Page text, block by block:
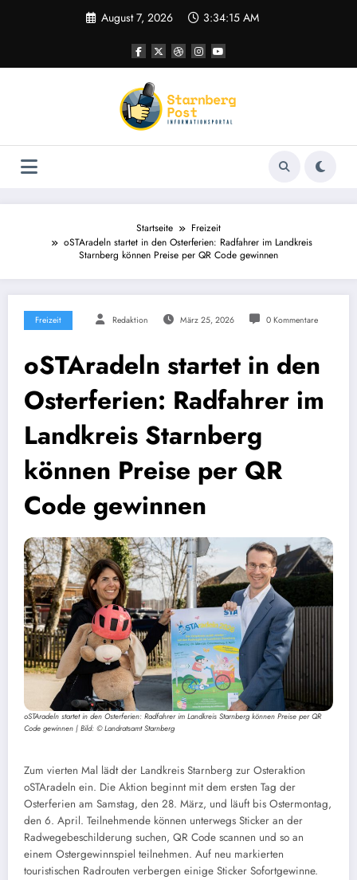
August 7, 2026 3:34:16 AM
Startseite
Freizeit
oSTAradeln startet in den Osterferien: Radfahrer im Landkreis
Starnberg können Preise per QR Code gewinnen
Freizeit Redaktion März 25, 2026 0 Kommentare
oSTAradeln startet in den
Osterferien: Radfahrer im
Landkreis Starnberg
können Preise per QR
Code gewinnen
oSTAradeln startet in den Osterferien: Radfahrer im Landkreis Starnberg können Preise per QR
Code gewinnen | Bild: © Landratsamt Starnberg
Zum vierten Mal lädt der Landkreis Starnberg zur Osteraktion
oSTAradeln ein. Die Aktion beginnt mit dem ersten Tag der
Osterferien am Samstag, den 28. März, und läuft bis Ostermontag,
den 6. April. Teilnehmende können unterwegs Sticker an der
Radwegebeschilderung suchen, QR Code scannen und so an
einem Ostergewinnspiel teilnehmen. Auf neu markierten
touristischen Radrouten verbergen einige Sticker Sofortgewinne.